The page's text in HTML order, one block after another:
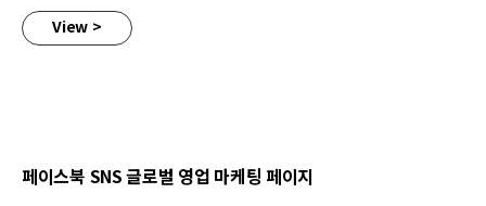
View >
페이스북 SNS 글로벌 영업 마케팅 페이지